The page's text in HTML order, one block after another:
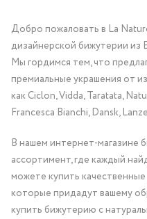
Добро пожаловать в La
дизайнерской бижутерии из
Мы гордимся тем, что
премиальные украшения от
как Ciclon, Vidda, Taratata,
Francesca Bianchi, Dansk,
В нашем интернет-магазине
ассортимент, где каждый
можете купить
которые придадут вашему
купить бижутерию с